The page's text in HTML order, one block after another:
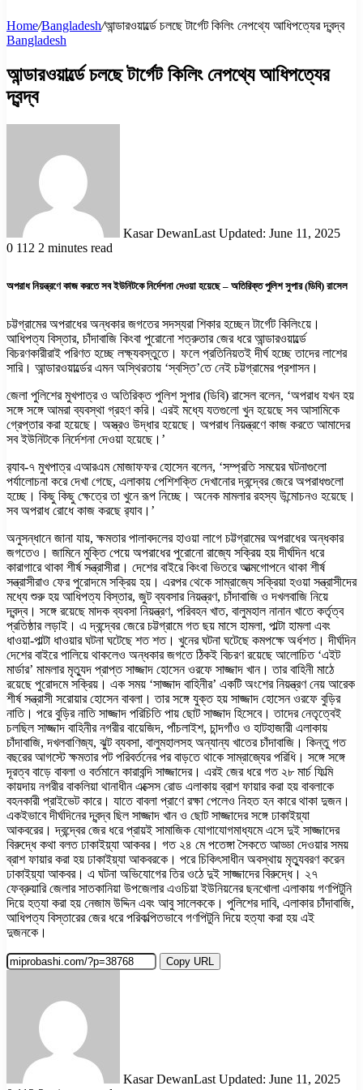
Home/Bangladesh/আন্ডারওয়ার্ল্ডে চলছে টার্গেট কিলিং নেপথ্যে আধিপত্যের দ্বন্দ্ব
Bangladesh
আন্ডারওয়ার্ল্ডে চলছে টার্গেট কিলিং নেপথ্যে আধিপত্যের
দ্বন্দ্ব
Kasar DewanLast Updated: June 11, 2025
0 112 2 minutes read
অপরাধ নিয়ন্ত্রণে কাজ করতে সব ইউনিটকে নির্দেশনা দেওয়া হয়েছে – অতিরিক্ত পুলিশ সুপার (ডিবি) রাসেল
চট্টগ্রামের অপরাধের অন্ধকার জগতের সদস্যরা শিকার হচ্ছেন টার্গেট কিলিংয়ে।
আধিপত্য বিস্তার, চাঁদাবাজি কিংবা পুরোনো শত্রুতার জের ধরে আন্ডারওয়ার্ল্ডে
বিচরণকারীরাই পরিণত হচ্ছে লক্ষ্যবস্তুতে। ফলে প্রতিনিয়তই দীর্ঘ হচ্ছে তাদের লাশের
সারি। আন্ডারওয়ার্ল্ডের এমন অস্থিরতায় ‘স্বস্তি’তে নেই চট্টগ্রামের প্রশাসন।
জেলা পুলিশের মুখপাত্র ও অতিরিক্ত পুলিশ সুপার (ডিবি) রাসেল বলেন, ‘অপরাধ যখন হয়
সঙ্গে সঙ্গে আমরা ব্যবস্থা গ্রহণ করি। এরই মধ্যে যতগুলো খুন হয়েছে সব আসামিকে
গ্রেপ্তার করা হয়েছে। অস্ত্রও উদ্ধার হয়েছে। অপরাধ নিয়ন্ত্রণে কাজ করতে আমাদের
সব ইউনিটকে নির্দেশনা দেওয়া হয়েছে।’
র‌্যাব-৭ মুখপাত্র এআরএম মোজাফফর হোসেন বলেন, ‘সম্প্রতি সময়ের ঘটনাগুলো
পর্যালোচনা করে দেখা গেছে, এলাকায় পেশিশক্তি দেখানোর দ্বন্দ্বের জেরে অপরাধগুলো
হচ্ছে। কিছু কিছু ক্ষেত্রে তা খুনে রূপ নিচ্ছে। অনেক মামলার রহস্য উন্মোচনও হয়েছে।
সব অপরাধ রোধে কাজ করছে র‌্যাব।’
অনুসন্ধানে জানা যায়, ক্ষমতার পালাবদলের হাওয়া লাগে চট্টগ্রামের অপরাধের অন্ধকার
জগতেও। জামিনে মুক্তি পেয়ে অপরাধের পুরোনো রাজ্যে সক্রিয় হয় দীর্ঘদিন ধরে
কারাগারে থাকা শীর্ষ সন্ত্রাসীরা। দেশের বাইরে কিংবা ভিতরে আত্মগোপনে থাকা শীর্ষ
সন্ত্রাসীরাও ফের পুরোদমে সক্রিয় হয়। এরপর থেকে সাম্রাজ্যে সক্রিয়া হওয়া সন্ত্রাসীদের
মধ্যে শুরু হয় আধিপত্য বিস্তার, জুট ব্যবসার নিয়ন্ত্রণ, চাঁদাবাজি ও দখলবাজি নিয়ে
দ্বন্দ্ব। সঙ্গে রয়েছে মাদক ব্যবসা নিয়ন্ত্রণ, পরিবহন খাত, বালুমহাল নানান খাতে কর্তৃত্ব
প্রতিষ্ঠার লড়াই। এ দ্বন্দ্বের জেরে চট্টগ্রামে গত ছয় মাসে হামলা, পাল্টা হামলা এবং
ধাওয়া-পাল্টা ধাওয়ার ঘটনা ঘটেছে শত শত। খুনের ঘটনা ঘটেছে কমপক্ষে অর্ধশত। দীর্ঘদিন
দেশের বাইরে পালিয়ে থাকলেও অন্ধকার জগতে ঠিকই বিচরণ রয়েছে আলোচিত ‘এইট
মার্ডার’ মামলার মৃত্যুদ প্রাপ্ত সাজ্জাদ হোসেন ওরফে সাজ্জাদ খান। তার বাহিনী মাঠে
রয়েছে পুরোদমে সক্রিয়। এক সময় ‘সাজ্জাদ বাহিনীর’ একটি অংশের নিয়ন্ত্রণ নেয় আরেক
শীর্ষ সন্ত্রাসী সরোয়ার হোসেন বাবলা। তার সঙ্গে যুক্ত হয় সাজ্জাদ হোসেন ওরফে বুড়ির
নাতি। পরে বুড়ির নাতি সাজ্জাদ পরিচিতি পায় ছোট সাজ্জাদ হিসেবে। তাদের নেতৃত্বেই
চলছিল সাজ্জাদ বাহিনীর নগরীর বায়েজিদ, পাঁচলাইশ, চান্দগাঁও ও হাটহাজারী এলাকায়
চাঁদাবাজি, দখলবাণিজ্য, ঝুট ব্যবসা, বালুমহালসহ অন্যান্য খাতের চাঁদাবাজি। কিন্তু গত
বছরের আগস্টে ক্ষমতার পট পরিবর্তনের পর বাড়তে থাকে সাম্রাজ্যের পরিধি। সঙ্গে সঙ্গে
দূরত্ব বাড়ে বাবলা ও বর্তমানে কারাবন্দি সাজ্জাদের। এরই জের ধরে গত ২৮ মার্চ ফিল্মি
কায়দায় নগরীর বাকলিয়া থানাধীন এক্সেস রোড এলাকায় ব্রাশ ফায়ার করা হয় বাবলাকে
বহনকারী প্রাইভেট কারে। যাতে বাবলা প্রাণে রক্ষা পেলেও নিহত হন কারে থাকা দুজন।
একইভাবে দীর্ঘদিনের দ্বন্দ্ব ছিল সাজ্জাদ খান ও ছোট সাজ্জাদের সঙ্গে ঢাকাইয়্যা
আকবরের। দ্বন্দ্বের জের ধরে প্রায়ই সামাজিক যোগাযোগমাধ্যমে এসে দুই সাজ্জাদের
বিরুদ্ধে কথা বলত ঢাকাইয়্যা আকবর। গত ২৪ মে পতেঙ্গা সৈকতে আড্ডা দেওয়ার সময়
ব্রাশ ফায়ার করা হয় ঢাকাইয়্যা আকবরকে। পরে চিকিৎসাধীন অবস্থায় মৃত্যুবরণ করেন
ঢাকাইয়্যা আকবর। এ ঘটনা অভিযোগের তির ওঠে দুই সাজ্জাদের বিরুদ্ধে। ২৭
ফেব্রুয়ারি জেলার সাতকানিয়া উপজেলার এওচিয়া ইউনিয়নের ছনখোলা এলাকায় গণপিটুনি
দিয়ে হত্যা করা হয় নেজাম উদ্দিন এবং আবু সালেককে। পুলিশের দাবি, এলাকার চাঁদাবাজি,
আধিপত্য বিস্তারের জের ধরে পরিকল্পিতভাবে গণপিটুনি দিয়ে হত্যা করা হয় এই
দুজনকে।
Copy URL
Kasar DewanLast Updated: June 11, 2025